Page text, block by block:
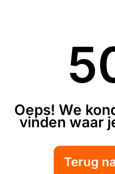
Oeps! We
vinden waar
Terug